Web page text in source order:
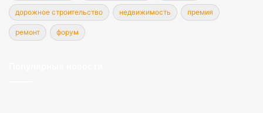
дорожное строительство недвижимость премия
ремонт форум